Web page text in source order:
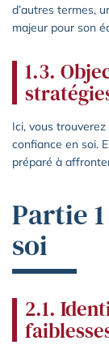
d’autres termes,
majeur pour son
1.3.
Ici, vous
confiance en soi.
préparé à
Partie
soi
2.1.